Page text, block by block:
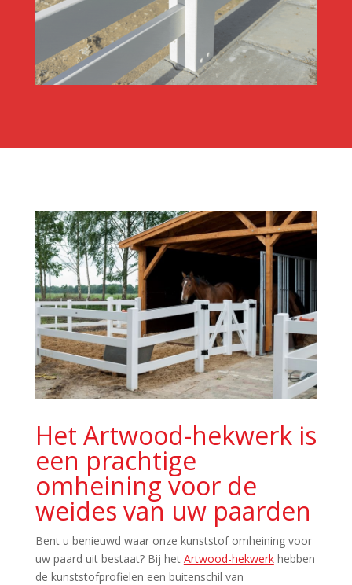
Het Artwood-hekwerk is
een prachtige
omheining voor de
weides van uw paarden
Bent u benieuwd waar onze kunststof omheining voor
uw paard uit bestaat? Bij het Artwood-hekwerkhebben
de kunststofprofielen een buitenschil van